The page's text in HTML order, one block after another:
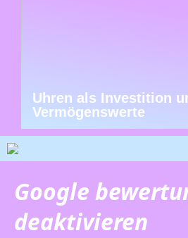
Uhren als Investition
Vermögenswerte
Google
deaktivieren